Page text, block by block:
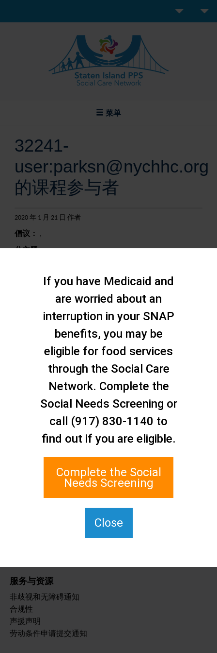
菜单
32241-
user:parksn@nychhc.org
的课程参与者
2020 年 1 月 21 日 作者
倡议： ,
分主题：,
联系我们
1 Edgewater Plaza, Suite 700
纽约州斯塔顿岛 10305
服务与资源
非歧视和无障碍通知
合规性
声援声明
劳动条件申请提交通知
If you have Medicaid and
are worried about an
interruption in your SNAP
benefits, you may be
eligible for food services
through the Social Care
Network. Complete the
Social Needs Screening or
call (917) 830-1140 to
find out if you are eligible.
Complete the Social
Needs Screening
Close